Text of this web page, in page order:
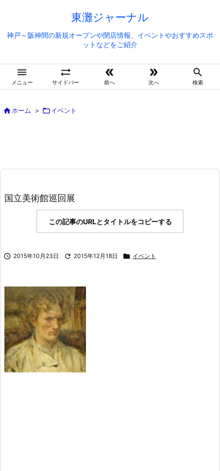
東灘ジャーナル
神戸～阪神間の新規オープンや閉店情報、イベントやおすすめスポ
ットなどをご紹介

メニュー

サイドバー

前へ

次へ

検索
ホーム > イベント
国立美術館巡回展
この記事のURLとタイトルをコピーする
 2015年10月23日  2015年12月18日  イベント